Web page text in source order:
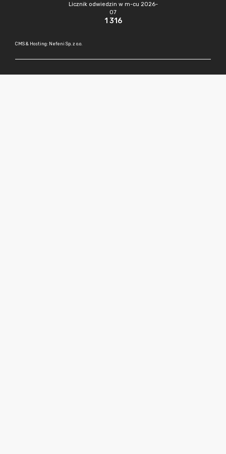
Licznik odwiedzin w m-cu 2026-
07
1 316
CMS & Hosting: Nefeni Sp. z o.o.